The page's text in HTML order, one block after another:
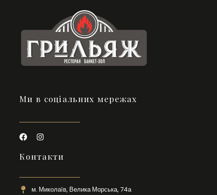
Ми в соціальних мережах
Контакти
м. Миколаїв, Велика Морська, 74а